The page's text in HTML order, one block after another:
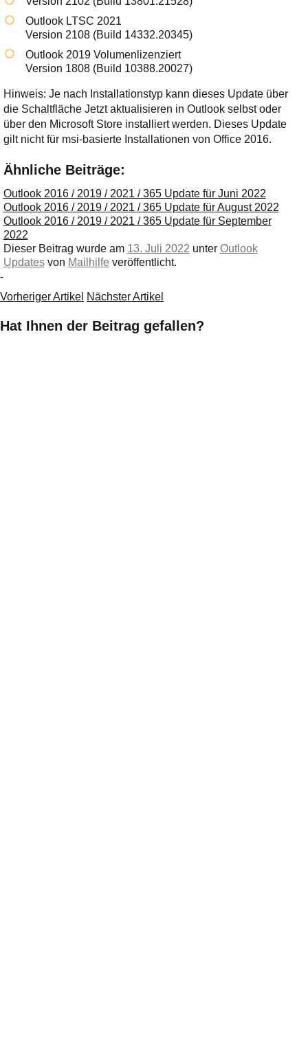
Outlook LTSC 2021
Version 2108 (Build 14332.20345)
Outlook 2019 Volumenlizenziert
Version 1808 (Build 10388.20027)
Hinweis: Je nach Installationstyp kann dieses Update über
die Schaltfläche Jetzt aktualisieren in Outlook selbst oder
über den Microsoft Store installiert werden. Dieses Update
gilt nicht für msi-basierte Installationen von Office 2016.
Ähnliche Beiträge:
Outlook 2016 / 2019 / 2021 / 365 Update für Juni 2022
Outlook 2016 / 2019 / 2021 / 365 Update für August 2022
Outlook 2016 / 2019 / 2021 / 365 Update für September
2022
Dieser Beitrag wurde am 13. Juli 2022 unter Outlook
Updates von Mailhilfe veröffentlicht.
-
Vorheriger Artikel Nächster Artikel
Hat Ihnen der Beitrag gefallen?